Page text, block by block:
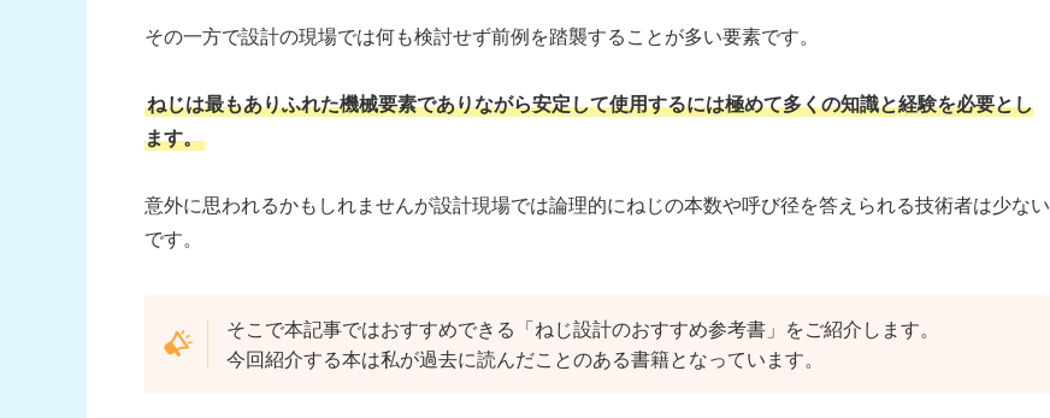
その一方で設計の現場では何も検討せず前例を踏襲することが多い要素です。
ねじは最もありふれた機械要素でありながら安定して使用するには極めて多くの知識と経験を必要とし
ます。
意外に思われるかもしれませんが設計現場では論理的にねじの本数や呼び径を答えられる技術者は少ない
です。
そこで本記事ではおすすめできる「ねじ設計のおすすめ参考書」をご紹介します。
今回紹介する本は私が過去に読んだことのある書籍となっています。